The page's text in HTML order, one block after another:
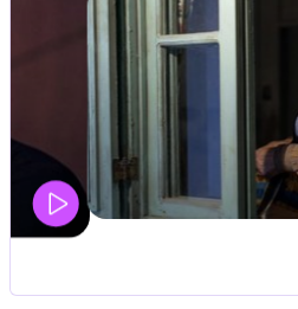
UEFA SUPERPOKAL